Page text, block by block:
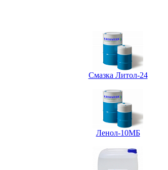
Смазка Литол-24
Ленол-10МБ